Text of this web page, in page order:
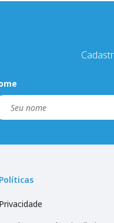
Políticas
Privacidade